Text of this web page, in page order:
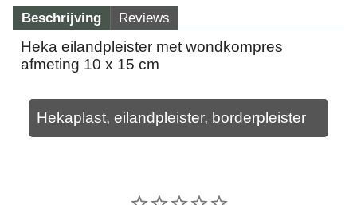
Beschrijving Reviews
Heka eilandpleister met wondkompres
afmeting 10 x 15 cm
Hekaplast, eilandpleister, borderpleister